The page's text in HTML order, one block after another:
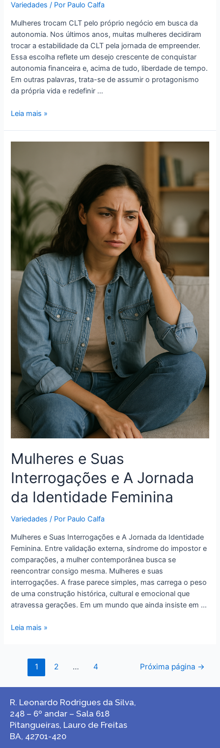
Variedades / Por Paulo Calfa
Mulheres trocam CLT pelo próprio negócio em busca da
autonomia. Nos últimos anos, muitas mulheres decidiram
trocar a estabilidade da CLT pela jornada de empreender.
Essa escolha reflete um desejo crescente de conquistar
autonomia financeira e, acima de tudo, liberdade de tempo.
Em outras palavras, trata-se de assumir o protagonismo
da própria vida e redefinir …
Leia mais »
Mulheres e Suas
Interrogações e A Jornada
da Identidade Feminina
Variedades / Por Paulo Calfa
Mulheres e Suas Interrogações e A Jornada da Identidade
Feminina. Entre validação externa, síndrome do impostor e
comparações, a mulher contemporânea busca se
reencontrar consigo mesma. Mulheres e suas
interrogações. A frase parece simples, mas carrega o peso
de uma construção histórica, cultural e emocional que
atravessa gerações. Em um mundo que ainda insiste em …
Leia mais »
1 2 … 4 Próxima página →
R. Leonardo Rodrigues da Silva,
248 – 6º andar – Sala 618
Pitangueiras, Lauro de Freitas
BA, 42701-420